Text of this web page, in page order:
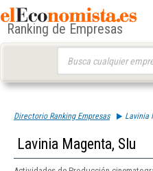
Ranking de Empresas
Directorio Ranking Empresas Lavinia
Lavinia Magenta, Slu